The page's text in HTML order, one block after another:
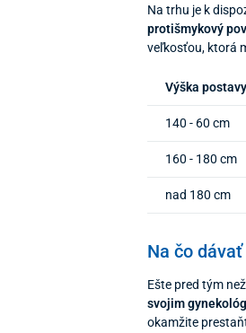
Na trhu je k
protišmykový
veľkosťou, ktorá
Výška
140 - 60 cm
160 - 180 cm
nad 180 cm
Na čo
Ešte pred tým
svojim
okamžite